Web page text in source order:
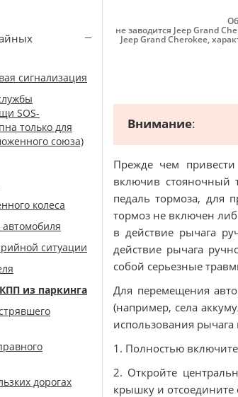
сигнализация
SOS-
только для
союза)
колеса
автомобиля
ситуации
из паркинга
дорогах
не заводится Jeep Grand
Jeep Grand Cherokee,
Внимание:
Прежде чем
включив стояночный
педаль тормоза, для
тормоз не включен
в действие рычага
действие рычага
собой серьезные
Для перемещения
(например, села
использования
1. Полностью
2. Откройте
крышку и